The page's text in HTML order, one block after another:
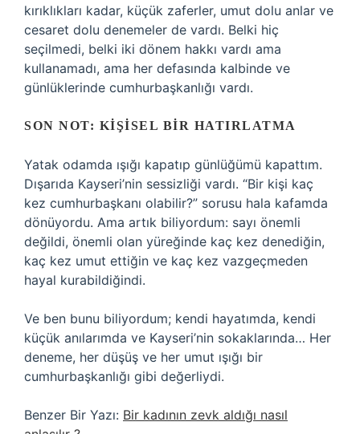
kırıklıkları kadar, küçük zaferler, umut dolu anlar ve
cesaret dolu denemeler de vardı. Belki hiç
seçilmedi, belki iki dönem hakkı vardı ama
kullanamadı, ama her defasında kalbinde ve
günlüklerinde cumhurbaşkanlığı vardı.
SON NOT: KIŞISEL BIR HATIRLATMA
Yatak odamda ışığı kapatıp günlüğümü kapattım.
Dışarıda Kayseri’nin sessizliği vardı. “Bir kişi kaç
kez cumhurbaşkanı olabilir?” sorusu hala kafamda
dönüyordu. Ama artık biliyordum: sayı önemli
değildi, önemli olan yüreğinde kaç kez denediğin,
kaç kez umut ettiğin ve kaç kez vazgeçmeden
hayal kurabildiğindi.
Ve ben bunu biliyordum; kendi hayatımda, kendi
küçük anılarımda ve Kayseri’nin sokaklarında… Her
deneme, her düşüş ve her umut ışığı bir
cumhurbaşkanlığı gibi değerliydi.
Benzer Bir Yazı: Bir kadının zevk aldığı nasıl